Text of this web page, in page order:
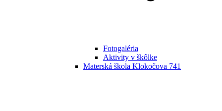
Fotogaléria
Aktivity v škôlke
Materská škola Klokočova 741